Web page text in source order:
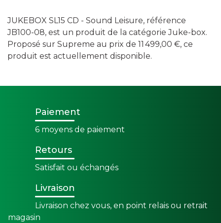
JUKEBOX SL15 CD - Sound Leisure, référence
JB100-08, est un produit de la catégorie Juke-box.
Proposé sur Supreme au prix de 11 499,00 €, ce
produit est actuellement disponible.
Paiement
6 moyens de paiement
Retours
Satisfait ou échangés
Livraison
Livraison chez vous, en point relais ou retrait
magasin